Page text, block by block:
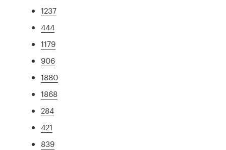
1237
444
1179
906
1880
1868
284
421
839